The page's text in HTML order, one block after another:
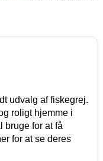
udvalg af fiskegrej.
roligt hjemme i
bruge for at få
for at se deres